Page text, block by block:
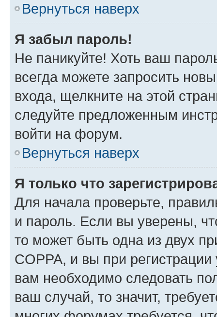
Вернуться наверх
Я забыл пароль!
Не паникуйте! Хоть ваш
всегда можете запросить
входа, щелкните на этой
следуйте предложенным
войти на форум.
Вернуться наверх
Я только что
Для начала проверьте,
и пароль. Если вы уверены,
то может быть одна из двух
COPPA, и вы при
вам необходимо следовать
ваш случай, то значит,